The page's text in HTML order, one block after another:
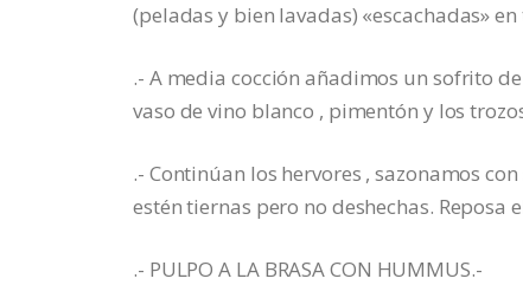
(peladas y bien lavadas) «escachadas»
.- A media cocción añadimos un sofrito
vaso de vino blanco , pimentón y los
.- Continúan los hervores , sazonamos
estén tiernas pero no deshechas. Reposa
.- PULPO A LA BRASA CON HUMMUS.-